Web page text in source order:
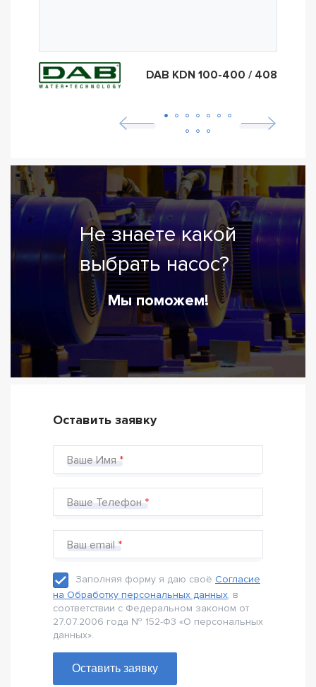
DAB KDN 100-400 / 408
Не знаете какой
выбрать насос?
Мы поможем!
Оставить заявку
Ваше Имя
Ваше Телефон
Ваш email
Заполняя форму я даю своё Согласие
на Обработку персональных данных, в
соответствии с Федеральном законом от
27.07.2006 года № 152-Ф3 «О персональных
данных».
Оставить заявку